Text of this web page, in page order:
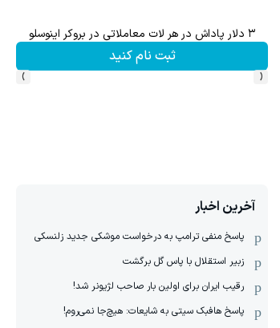
۳ دلار پاداش در هر لات معاملاتی در بروکر اینوسلو
ثبت نام کنید
‹
›
آخرین اخبار
پاسخ منفی ترامپ به درخواست موشکی جدید زلنسکی
زبیر استقلال با پاس گل برگشت
رقیب ایران برای اولین بار صاحب لژیونر شد!
پاسخ هافبک سیتی به شایعات: هیچ‌جا نمی‌روم!